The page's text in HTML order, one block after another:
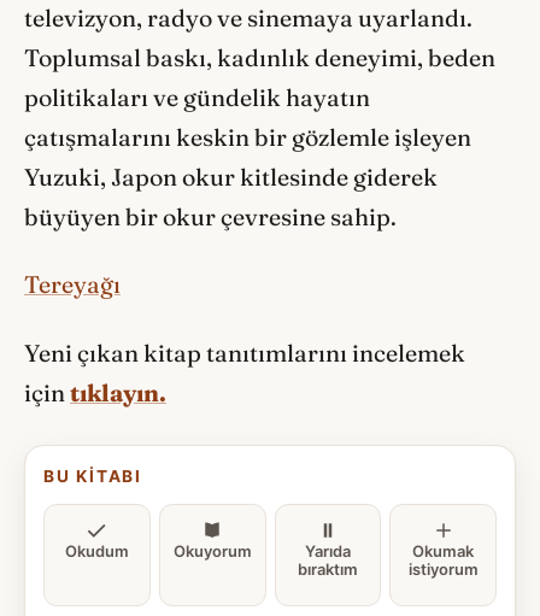
televizyon, radyo ve sinemaya uyarlandı.
Toplumsal baskı, kadınlık deneyimi, beden
politikaları ve gündelik hayatın
çatışmalarını keskin bir gözlemle işleyen
Yuzuki, Japon okur kitlesinde giderek
büyüyen bir okur çevresine sahip.
Tereyağı
Yeni çıkan kitap tanıtımlarını incelemek
için tıklayın.
BU KITABI
Okudum Okuyorum
Yarıda
bıraktım
Okumak
istiyorum